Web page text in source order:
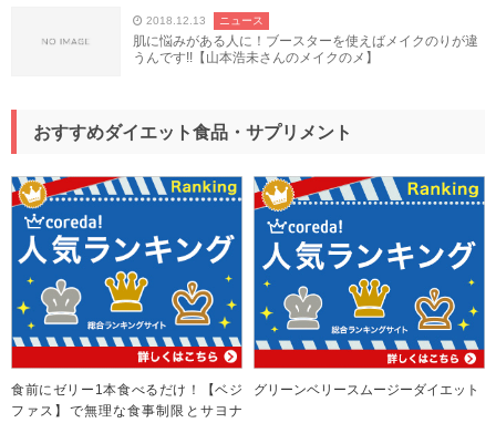
2018.12.13 ニュース
肌に悩みがある人に！ブースターを使えばメイクのりが違
うんです!!【山本浩未さんのメイクのメ】
おすすめダイエット食品・サプリメント
食前にゼリー1本食べるだけ！【ベジ
ファス】で無理な食事制限とサヨナ
グリーンベリースムージーダイエット